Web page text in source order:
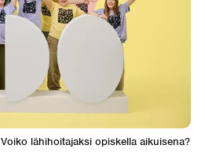
Voiko lähihoitajaksi opiskella aikuisena?